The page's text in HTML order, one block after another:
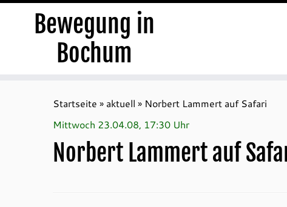
Bewegung in
Bochum
Startseite » aktuell » Norbert Lammert auf Safari
Mittwoch 23.04.08, 17:30 Uhr
Norbert Lammert auf